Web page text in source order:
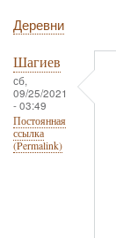
Деревни
Шагиев
сб,
09/25/2021
- 03:49
Постоянная
ссылка
(Permalink)